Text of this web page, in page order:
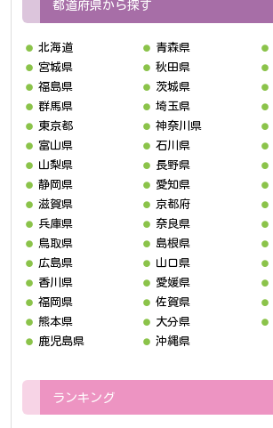
都道府県から探す
北海道 青森県
宮城県
秋田県
福島県
茨城県
群馬県
埼玉県
東京都
神奈川県
富山県
石川県
山梨県
長野県
静岡県
愛知県
滋賀県
京都府
兵庫県
奈良県
鳥取県
島根県
広島県
山口県
香川県
愛媛県
福岡県
佐賀県
熊本県
大分県
鹿児島県
沖縄県
ランキング